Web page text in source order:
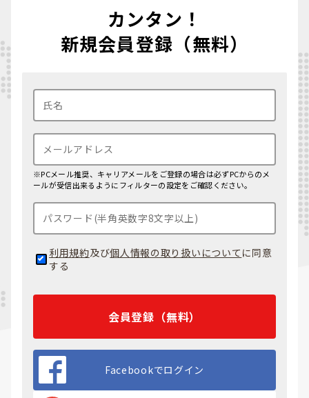
カンタン！
新規会員登録（無料）
※PCメール推奨、キャリアメールをご登録の場合は必ずPCからのメ
ールが受信出来るようにフィルターの設定をご確認ください。
利用規約及び個人情報の取り扱いについて に同意
する
会員登録（無料）
Facebookでログイン